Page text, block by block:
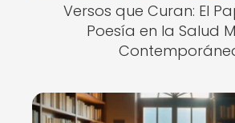
Versos que Curan: El
Poesía en la Salud